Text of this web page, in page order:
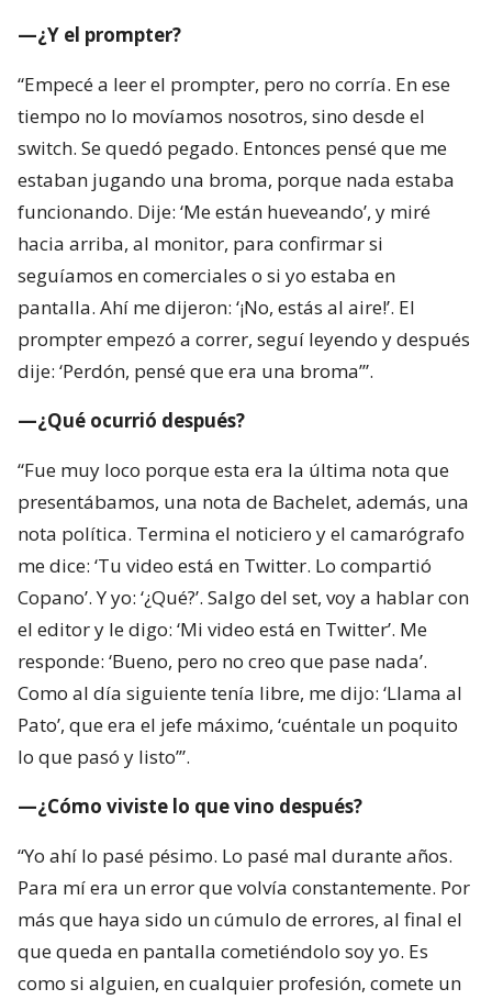
—¿Y el prompter?
“Empecé a leer el prompter, pero no corría. En ese
tiempo no lo movíamos nosotros, sino desde el
switch. Se quedó pegado. Entonces pensé que me
estaban jugando una broma, porque nada estaba
funcionando. Dije: ‘Me están hueveando’, y miré
hacia arriba, al monitor, para confirmar si
seguíamos en comerciales o si yo estaba en
pantalla. Ahí me dijeron: ‘¡No, estás al aire!’. El
prompter empezó a correr, seguí leyendo y después
dije: ‘Perdón, pensé que era una broma’”.
—¿Qué ocurrió después?
“Fue muy loco porque esta era la última nota que
presentábamos, una nota de Bachelet, además, una
nota política. Termina el noticiero y el camarógrafo
me dice: ‘Tu video está en Twitter. Lo compartió
Copano’. Y yo: ‘¿Qué?’. Salgo del set, voy a hablar con
el editor y le digo: ‘Mi video está en Twitter’. Me
responde: ‘Bueno, pero no creo que pase nada’.
Como al día siguiente tenía libre, me dijo: ‘Llama al
Pato’, que era el jefe máximo, ‘cuéntale un poquito
lo que pasó y listo’”.
—¿Cómo viviste lo que vino después?
“Yo ahí lo pasé pésimo. Lo pasé mal durante años.
Para mí era un error que volvía constantemente. Por
más que haya sido un cúmulo de errores, al final el
que queda en pantalla cometiéndolo soy yo. Es
como si alguien, en cualquier profesión, comete un